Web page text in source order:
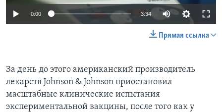
0:00 3:34
Прямая ссылка
За день до этого американский производитель
лекарств Johnson & Johnson приостановил
масштабные клинические испытания
экспериментальной вакцины, после того как у